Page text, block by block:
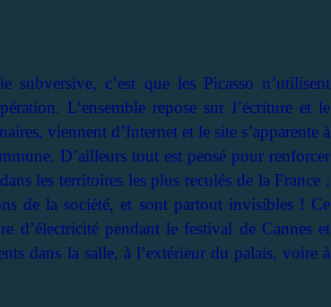
c’est que les Picasso n’utilisent
L’ensemble repose sur l’écriture et le
viennent d’Internet et le site s’apparente à
D’ailleurs tout est pensé pour renforcer
les territoires les plus reculés de la France :
de la société, et sont partout invisibles ! Ce
d’électricité pendant le festival de Cannes et
dans la salle, à l’extérieur du palais, voire à